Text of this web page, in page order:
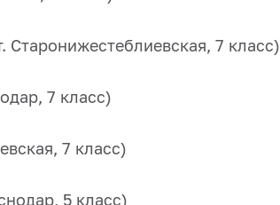
Старонижестеблиевская, 7 класс)
7 класс)
7 класс)
5 класс)